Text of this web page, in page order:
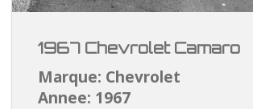
1967 Chevrolet Camaro
Marque: Chevrolet
Annee: 1967